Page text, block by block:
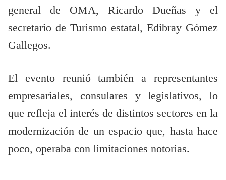
general de OMA, Ricardo Dueñas y el
secretario de Turismo estatal, Edibray Gómez
Gallegos.
El evento reunió también a representantes
empresariales, consulares y legislativos, lo
que refleja el interés de distintos sectores en la
modernización de un espacio que, hasta hace
poco, operaba con limitaciones notorias.